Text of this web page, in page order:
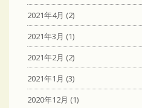
2021年4月 (2)
2021年3月 (1)
2021年2月 (2)
2021年1月 (3)
2020年12月 (1)